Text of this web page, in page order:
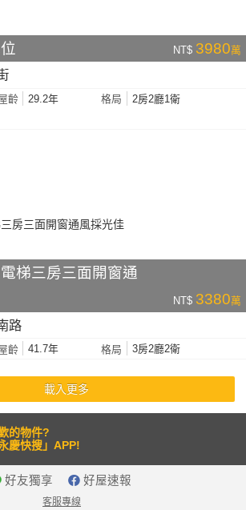
NT$ 3980萬
齡 29.2年 格局
2房2廳1衛
梯三房三面開窗通
NT$ 3380萬
路
齡 41.7年 格局 3房2廳2衛
載入更多
的物件?
慶快搜」APP!
好友獨享 好屋速報
客服專線